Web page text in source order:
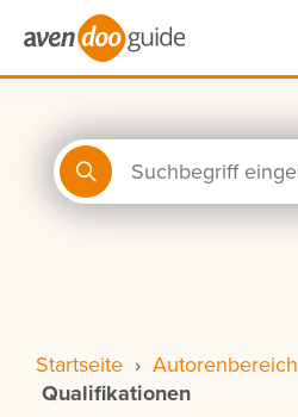
Startseite › Autorenbereich
Qualifikationen